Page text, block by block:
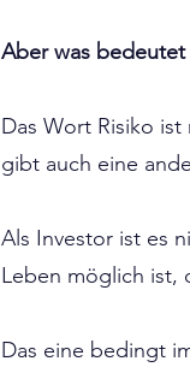
Aber was bedeutet
Das Wort Risiko
gibt auch eine
Als Investor ist es
Leben möglich ist,
Das eine bedingt